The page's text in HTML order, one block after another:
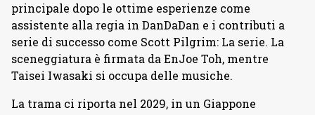
principale dopo le ottime esperienze come
assistente alla regia in DanDaDan e i contributi a
serie di successo come Scott Pilgrim: La serie. La
sceneggiatura è firmata da EnJoe Toh, mentre
Taisei Iwasaki si occupa delle musiche.
La trama ci riporta nel 2029, in un Giappone